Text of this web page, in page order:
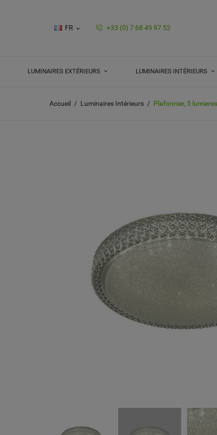
FR  +33 (0) 7 68 49 97 52
LUMINAIRES EXTÉRIEURS LUMINAIRES INTÉRIEURS
Accueil Luminaires Intérieurs Plafonnier, 5